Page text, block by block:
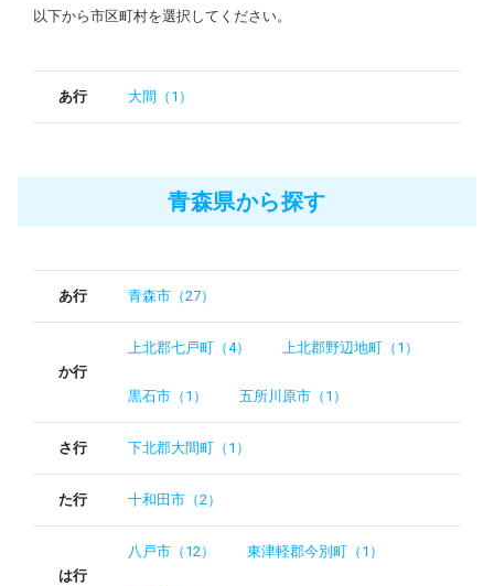
以下から市区町村を選択してください。
あ行 大間（1）
青森県から探す
あ行 青森市（27）
か行
上北郡七戸町（4） 上北郡野辺地町（1）
黒石市（1） 五所川原市（1）
さ行 下北郡大間町（1）
た行 十和田市（2）
は行
八戸市（12） 東津軽郡今別町（1）
アプリの使い方